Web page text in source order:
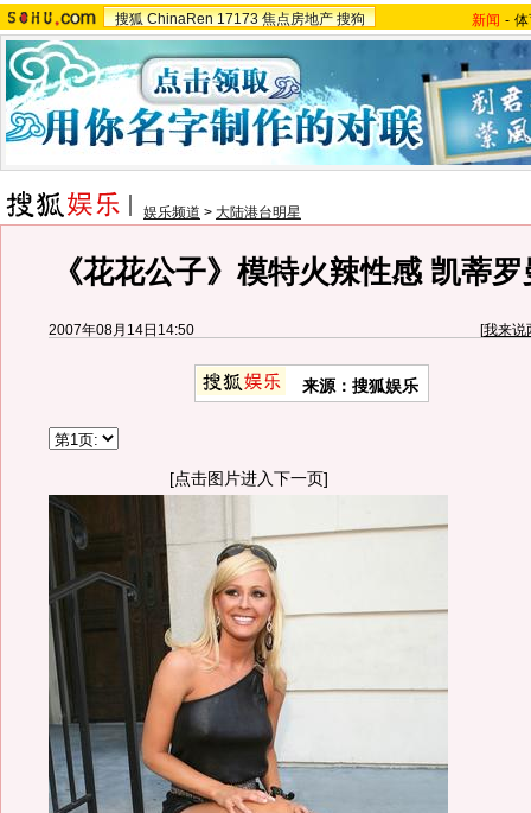
搜狐 ChinaRen 17173 焦点房地产 搜狗 新闻 -
娱乐频道 > 大陆港台明星
《花花公子》模特火辣性感 凯蒂
2007年08月14日14:50 [我来说
来源：搜狐娱乐
[点击图片进入下一页]